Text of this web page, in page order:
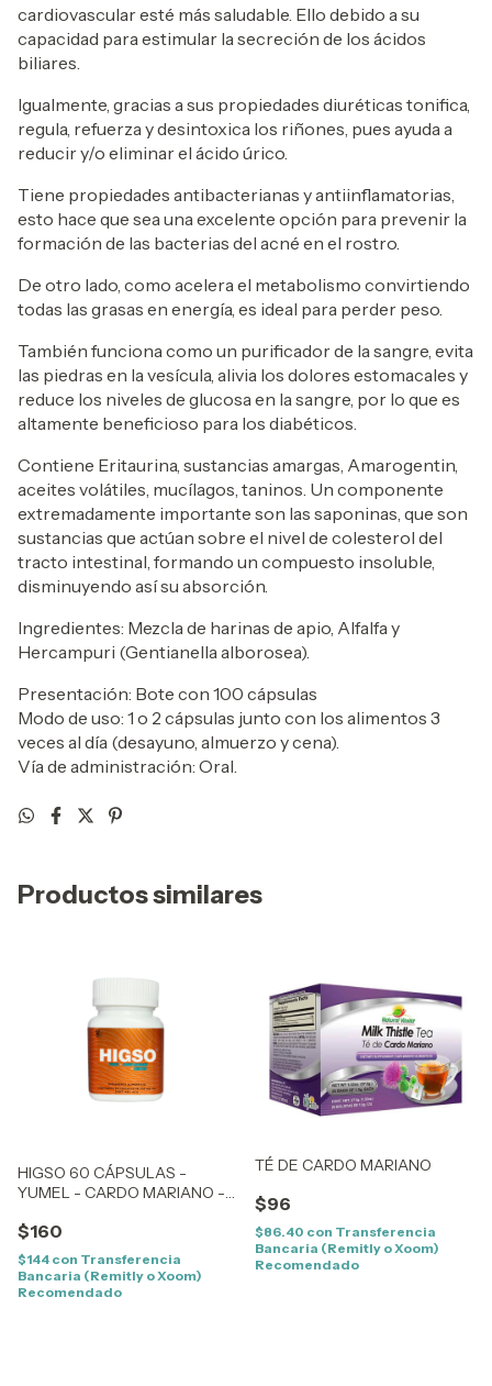
cardiovascular esté más saludable. Ello debido a su
capacidad para estimular la secreción de los ácidos
biliares.
Igualmente, gracias a sus propiedades diuréticas tonifica,
regula, refuerza y desintoxica los riñones, pues ayuda a
reducir y/o eliminar el ácido úrico.
Tiene propiedades antibacterianas y antiinflamatorias,
esto hace que sea una excelente opción para prevenir la
formación de las bacterias del acné en el rostro.
De otro lado, como acelera el metabolismo convirtiendo
todas las grasas en energía, es ideal para perder peso.
También funciona como un purificador de la sangre, evita
las piedras en la vesícula, alivia los dolores estomacales y
reduce los niveles de glucosa en la sangre, por lo que es
altamente beneficioso para los diabéticos.
Contiene Eritaurina, sustancias amargas, Amarogentin,
aceites volátiles, mucílagos, taninos. Un componente
extremadamente importante son las saponinas, que son
sustancias que actúan sobre el nivel de colesterol del
tracto intestinal, formando un compuesto insoluble,
disminuyendo así su absorción.
Ingredientes: Mezcla de harinas de apio, Alfalfa y
Hercampuri (Gentianella alborosea).
Presentación: Bote con 100 cápsulas
Modo de uso: 1 o 2 cápsulas junto con los alimentos 3
veces al día (desayuno, almuerzo y cena).
Vía de administración: Oral.
Productos similares
HIGSO 60 CÁPSULAS -
YUMEL - CARDO MARIANO -
$160
$144 con Transferencia
Bancaria (Remitly o Xoom)
Recomendado
TÉ DE CARDO MARIANO
$96
$86.40 con Transferencia
Bancaria (Remitly o Xoom)
Recomendado